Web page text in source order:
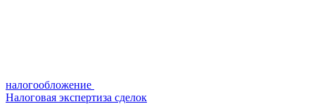
налогообложение
Налоговая экспертиза сделок